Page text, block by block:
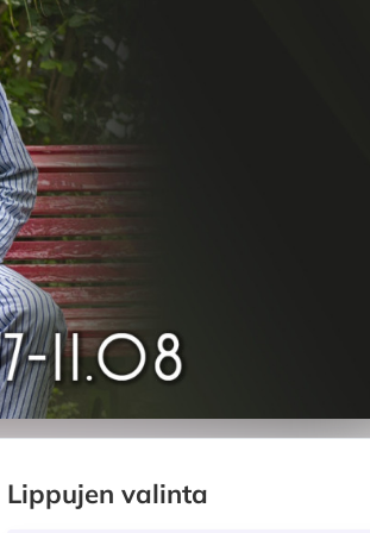
Lippujen valinta